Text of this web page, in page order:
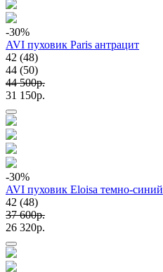
-30%
AVI пуховик Paris антрацит
42 (48)
44 (50)
44 500p.
31 150p.
-30%
AVI пуховик Eloisa темно-синий
42 (48)
37 600p.
26 320p.